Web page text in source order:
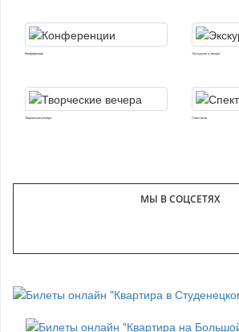
Конференции Экскурсии и лекции
Творческие вечера Спектакли
МЫ В СОЦСЕТЯХ